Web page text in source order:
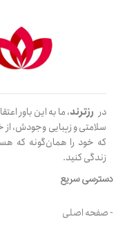
در رزترند، ما به این باور
سلامتی و زیبایی وجودش،
که خود را همان‌گونه که
زندگی کنید.
دسترسی سریع
- صفحه اصلی